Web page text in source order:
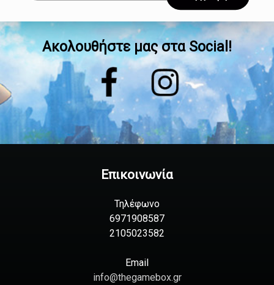
Ακολουθήστε μας στα Social!
Επικοινωνία
Τηλέφωνο
6971908587
2105023582
Email
info@thegamebox.gr